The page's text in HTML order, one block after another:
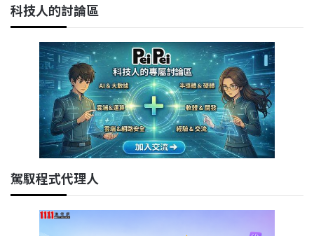
科技人的討論區
駕馭程式代理人